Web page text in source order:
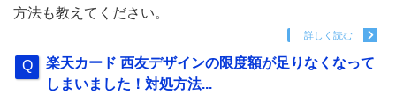
方法も教えてください。
詳しく読む
楽天カード 西友デザインの限度額が足りなくなって
しまいました！対処方法...